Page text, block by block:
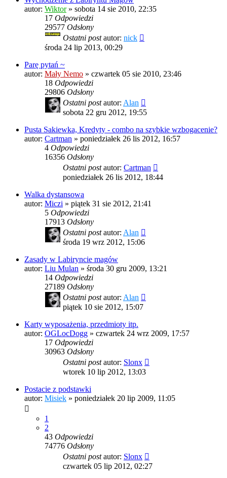
autor: Wiktor» sobota 14 sie 2010, 22:35
17 Odpowiedzi
29577 Odsłony
Ostatni postautor: nick
środa 24 lip 2013, 00:29
Parę pytań ~
autor: Mały Nemo » czwartek 05 sie 2010, 23:46
18 Odpowiedzi
29806 Odsłony
Ostatni postautor: Alan
sobota 22 gru 2012, 19:55
Pusta Sakiewka, Kredyty - combo na szybkie wzbogacenie?
autor: Cartman » poniedziałek 26 lis 2012, 16:57
4 Odpowiedzi
16356 Odsłony
Ostatni postautor: Cartman
poniedziałek 26 lis 2012, 18:44
Walka dystansowa
autor: Miczi » piątek 31 sie 2012, 21:41
5 Odpowiedzi
17913 Odsłony
Ostatni postautor: Alan
środa 19 wrz 2012, 15:06
Zasady w Labiryncie magów
autor: Liu Mulan » środa 30 gru 2009, 13:21
14 Odpowiedzi
27189 Odsłony
Ostatni postautor: Alan
piątek 10 sie 2012, 15:07
Karty wyposażenia, przedmioty itp.
autor: OGLocDogg » czwartek 24 wrz 2009, 17:57
17 Odpowiedzi
30963 Odsłony
Ostatni postautor: Slonx
wtorek 10 lip 2012, 13:03
Postacie z podstawki
autor: Misiek » poniedziałek 20 lip 2009, 11:05
1
2
43 Odpowiedzi
74776 Odsłony
Ostatni postautor: Slonx
czwartek 05 lip 2012, 02:27